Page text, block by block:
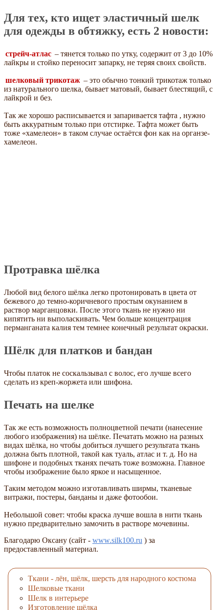
Для тех, кто ищет эластичный шелк
для одежды в обтяжку, есть 2 новости:
стрейч-атлас – тянется только по утку, содержит от 3 до 10%
лайкры и стойко переносит запарку, не теряя своих свойств.
шелковый трикотаж – это обычно тонкий трикотаж только
из натурального шелка, бывает матовый, бывает блестящий, с
лайкрой и без.
Так же хорошо расписывается и запаривается тафта , нужно
быть аккуратным только при отстирке. Тафта может быть
тоже «хамелеон» в таком случае остаётся фон как на органзе-
хамелеон.
Протравка шёлка
Любой вид белого шёлка легко протонировать в цвета от
бежевого до темно-коричневого простым окунанием в
раствор марганцовки. После этого ткань не нужно ни
кипятить ни выполаскивать. Чем больше концентрация
перманганата калия тем темнее конечный результат окраски.
Шёлк для платков и бандан
Чтобы платок не соскальзывал с волос, его лучше всего
сделать из креп-жоржета или шифона.
Печать на шелке
Так же есть возможность полноцветной печати (нанесение
любого изображения) на шёлке. Печатать можно на разных
видах шёлка, но чтобы добиться лучшего результата ткань
должна быть плотной, такой как туаль, атлас и т. д. Но на
шифоне и подобных тканях печать тоже возможна. Главное
чтобы изображение было яркое и насыщенное.
Таким методом можно изготавливать ширмы, тканевые
витражи, постеры, банданы и даже фотообои.
Небольшой совет: чтобы краска лучше вошла в нити ткань
нужно предварительно замочить в растворе мочевины.
Благодарю Оксану (сайт - www.silk100.ru ) за
предоставленный материал.
Ткани - лён, шёлк, шерсть для народного костюма
Шелковые ткани
Шелк в интерьере
Изготовление шёлка